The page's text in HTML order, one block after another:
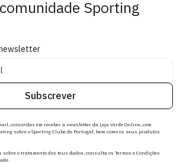
Sporting
Subscrever
concordas em receber a newsletter da Loja Verde Online, com
sobre o Sporting Clube de Portugal, bem como os seus produtos
sobre o tratamento dos teus dados, consulta os Termos e Condições